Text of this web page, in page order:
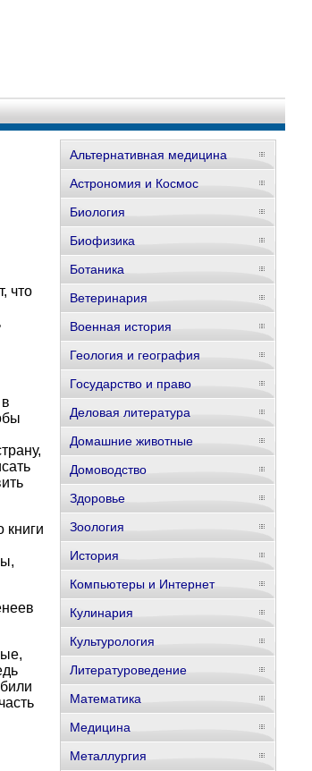
что
книги
Альтернативная медицина
Астрономия и Космос
Биология
Биофизика
Ботаника
Ветеринария
Военная история
Геология и география
Государство и право
Деловая литература
Домашние животные
Домоводство
Здоровье
Зоология
История
Компьютеры и Интернет
Кулинария
Культурология
Литературоведение
Математика
Медицина
Металлургия